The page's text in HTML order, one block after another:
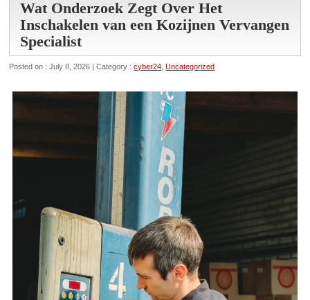
Wat Onderzoek Zegt Over Het
Inschakelen van een Kozijnen Vervangen
Specialist
Posted on : July 8, 2026 | Category :cyber24 ,Uncategorized